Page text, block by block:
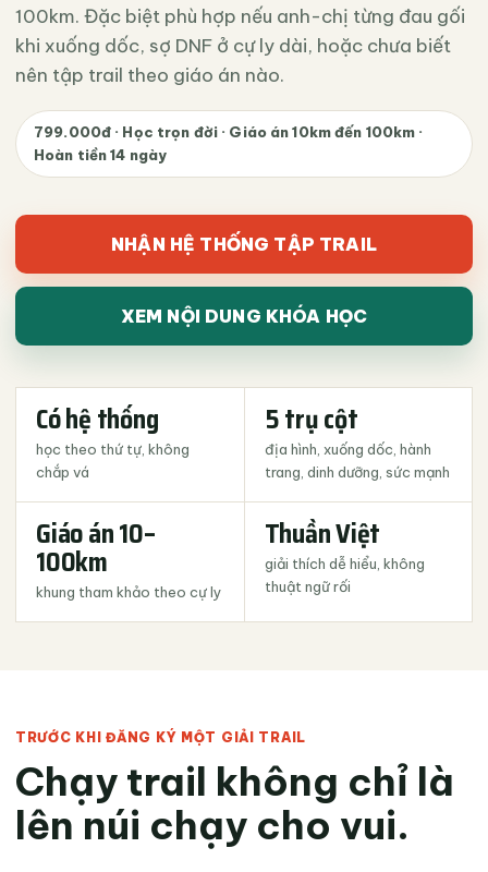
100km. Đặc biệt phù hợp nếu anh-chị từng đau gối
khi xuống dốc, sợ DNF ở cự ly dài, hoặc chưa biết
nên tập trail theo giáo án nào.
799.000đ · Học trọn đời · Giáo án 10km đến 100km ·
Hoàn tiền 14 ngày
NHẬN HỆ THỐNG TẬP TRAIL
XEM NỘI DUNG KHÓA HỌC
Có hệ thống
học theo thứ tự, không
chắp vá
5 trụ cột
địa hình, xuống dốc, hành
trang, dinh dưỡng, sức mạnh
Giáo án 10–
100km
khung tham khảo theo cự ly
Thuần Việt
giải thích dễ hiểu, không
thuật ngữ rối
TRƯỚC KHI ĐĂNG KÝ MỘT GIẢI TRAIL
Chạy trail không chỉ là
lên núi chạy cho vui.